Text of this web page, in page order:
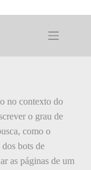
no contexto do
o grau de
como o
bots de
as páginas de um